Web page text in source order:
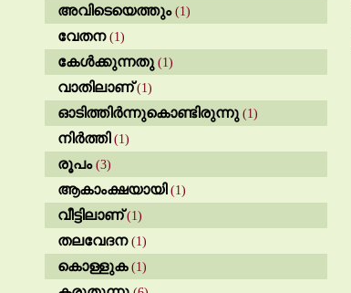
അവിടെയെത്തും(1)
വേതന(1)
കേൾക്കുന്നതു (1)
വാതിലാണ്(1)
ഓടിത്തിർന്നുകൊണ്ടിരുന്നു (1)
നിർത്തി (1)
രൂപം(3)
ആകാംക്ഷയായി (1)
വീട്ടിലാണ്(1)
തലവേദന(1)
കൊള്ളുക(1)